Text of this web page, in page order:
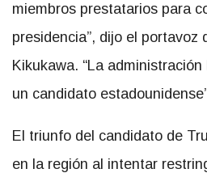
miembros prestatarios para
presidencia”, dijo el portavoz
Kikukawa. “La
un candidato
El triunfo del candidato de
en la región al intentar